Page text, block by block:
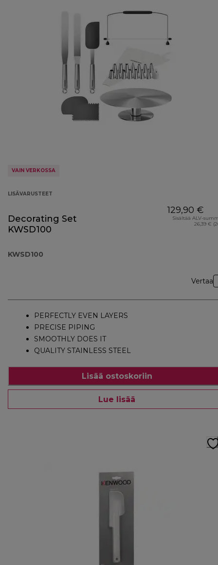
VAIN VERKOSSA
LISÄVARUSTEET
Decorating Set
KWSD100
KWSD100
129,90 €
Sisältää ALV-
26,39 €
Vertaa
PERFECTLY EVEN LAYERS
PRECISE PIPING
SMOOTHLY DOES IT
QUALITY STAINLESS STEEL
Lisää ostoskoriin
Lue lisää